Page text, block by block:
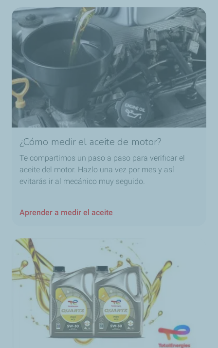
¿Cómo medir el aceite de motor?
Te compartimos un paso a paso para verificar el
aceite del motor. Hazlo una vez por mes y así
evitarás ir al mecánico muy seguido.
Aprender a medir el aceite